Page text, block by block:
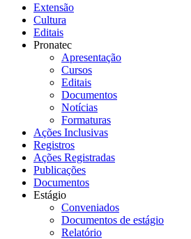
Extensão
Cultura
Editais
Pronatec
Apresentação
Cursos
Editais
Documentos
Notícias
Formaturas
Ações Inclusivas
Registros
Ações Registradas
Publicações
Documentos
Estágio
Conveniados
Documentos de estágio
Relatório